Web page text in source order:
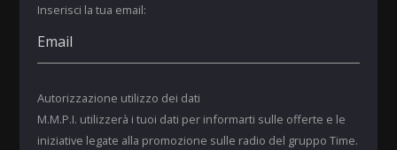
Inserisci la tua email:
Autorizzazione utilizzo dei dati
M.M.P.I. utilizzerà i tuoi dati per informarti sulle offerte e le
iniziative legate alla promozione sulle radio del gruppo Time.